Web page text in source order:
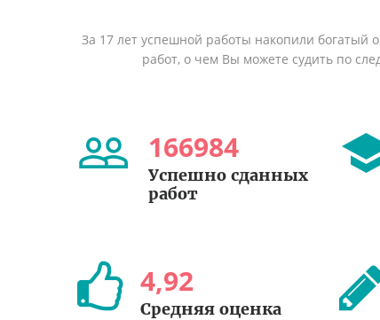
За 17 лет успешной работы накопили богатый
работ, о чем Вы можете судить по
166984
Успешно сданных
работ
4,92
Средняя оценка